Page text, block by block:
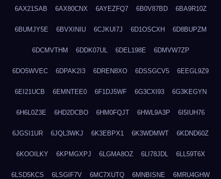
6AX21SAB 6AX80CNX 6AYEZFQ7 6B0V87BD 6BA9R10Z
6BUMJY5E 6BVXINIU 6CJKUI7J 6D1OSCXH 6D8BUPZM
6DCMVTHM 6DDK07UL 6DEL198E 6DMVW7ZP
6DO5WVEC 6DPAK2I3 6DREN8XO 6DSSGCV5 6EEGL9Z9
6EI21UCB 6EMNTEE0 6F1DJ5WF 6G3CXI93 6G3KEGYN
6H6L0Z3E 6HD2DCBO 6HM0FQJT 6HWL9A3P 6I5IUH76
6JGSI1UR 6JQL3WKJ 6K3EBPX1 6K3WDMWT 6KDND60Z
6KOOILKY 6KPMGXPJ 6LGMA8OZ 6LI78JDL 6LL59T6X
6LSD5KCS 6LSGIF7V 6MC7XUTQ 6MNBISNE 6MRU4GHW